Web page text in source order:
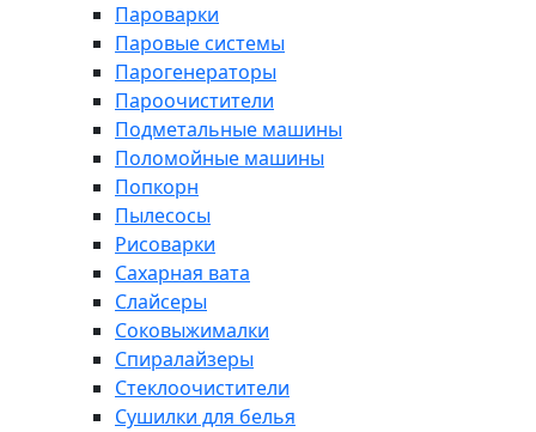
Пароварки
Паровые системы
Парогенераторы
Пароочистители
Подметальные машины
Поломойные машины
Попкорн
Пылесосы
Рисоварки
Сахарная вата
Слайсеры
Соковыжималки
Спиралайзеры
Стеклоочистители
Сушилки для белья